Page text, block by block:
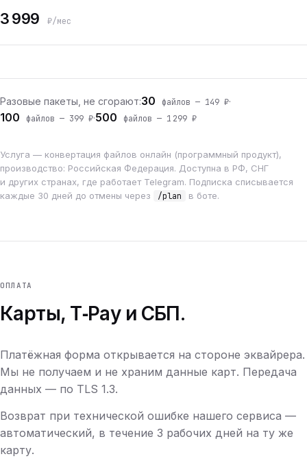
3 999 ₽/мес
Разовые пакеты, не сгорают:30 файлов — 149 ₽·
100 файлов — 399 ₽·500 файлов — 1 299 ₽
Услуга — конвертация файлов онлайн (программный продукт),
производство: Российская Федерация. Доступна в РФ, СНГ
и других странах, где работает Telegram. Подписка списывается
каждые 30 дней до отмены через
/plan в боте.
ОПЛАТА
Карты, T‑Pay и СБП.
Платёжная форма открывается на стороне эквайрера.
Мы не получаем и не храним данные карт. Передача
данных — по TLS 1.3.
Возврат при технической ошибке нашего сервиса —
автоматический, в течение 3 рабочих дней на ту же
карту.